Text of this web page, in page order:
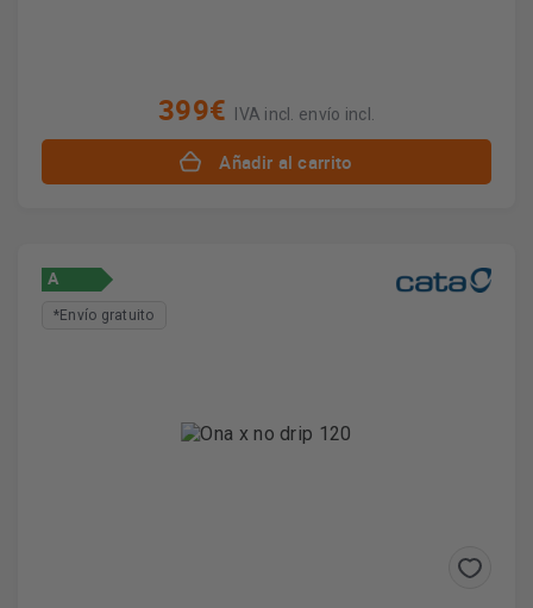
399€ IVA incl. envío incl.
Añadir al carrito
A
*Envío gratuito